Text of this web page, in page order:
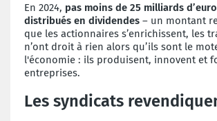
En 2024, pas moins de 25 milliards
distribués en dividendes – un montant
que les actionnaires s’enrichissent, les
n’ont droit à rien alors qu’ils sont le
l'économie : ils produisent, innovent et
entreprises.
Les syndicats